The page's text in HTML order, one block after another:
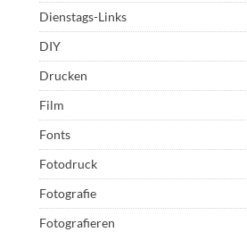
Dienstags-Links
DIY
Drucken
Film
Fonts
Fotodruck
Fotografie
Fotografieren